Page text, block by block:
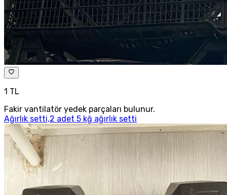
1 TL
Fakir vantilatör yedek parçaları bulunur.
Ağırlık setti,2 adet 5 kğ ağırlık setti